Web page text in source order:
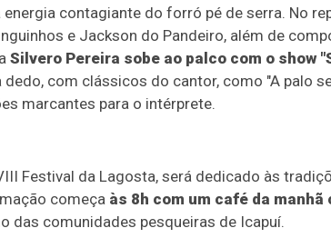
energia contagiante do forró pé de serra. No
e Jackson do Pandeiro, além de
Silvero Pereira sobe ao palco com o show
com clássicos do cantor, como "A palo
marcantes para o intérprete.
Festival da Lagosta, será dedicado às
começa às 8h com um café da
das comunidades pesqueiras de Icapuí.